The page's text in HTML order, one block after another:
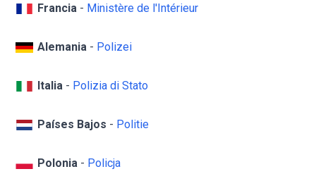
Francia - Ministère de l'Intérieur
Alemania - Polizei
Italia - Polizia di Stato
Países Bajos - Politie
Polonia - Policja